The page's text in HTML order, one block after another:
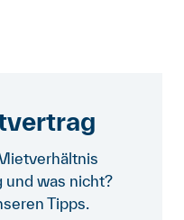
und was nicht?
Tipps.